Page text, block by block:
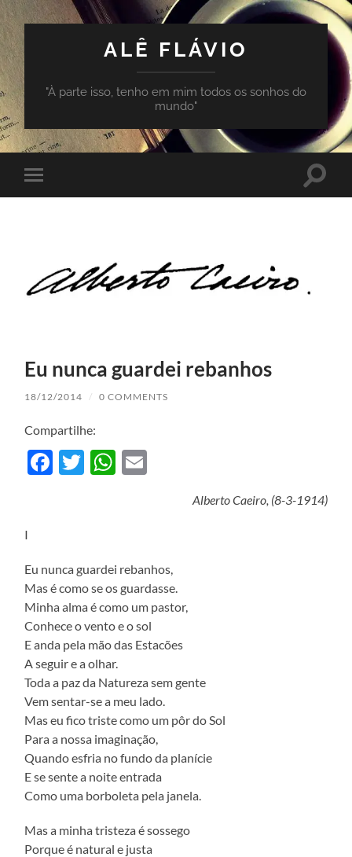
ALÊ FLÁVIO
"À parte isso, tenho em mim todos os sonhos do
mundo"
Toggle
mobile
Toggle
Eu nunca guardei rebanhos
18/12/2014 / 0 COMMENTS
Compartilhe:
Facebook
TwitterWhatsApp
Alberto Caeiro, (8-3-1914)
I
Eu nunca guardei rebanhos,
Mas é como se os guardasse.
Minha alma é como um pastor,
Conhece o vento e o sol
E anda pela mão das Estacões
A seguir e a olhar.
Toda a paz da Natureza sem gente
Vem sentar-se a meu lado.
Mas eu fico triste como um pôr do Sol
Para a nossa imaginação,
Quando esfria no fundo da planície
E se sente a noite entrada
Como uma borboleta pela janela.
Mas a minha tristeza é sossego
Porque é natural e justa